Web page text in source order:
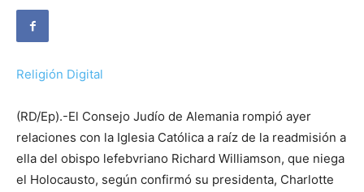
Religión Digital
(RD/Ep).-El Consejo Judío de Alemania rompió ayer
relaciones con la Iglesia Católica a raíz de la readmisión a
ella del obispo lefebvriano Richard Williamson, que niega
el Holocausto, según confirmó su presidenta, Charlotte